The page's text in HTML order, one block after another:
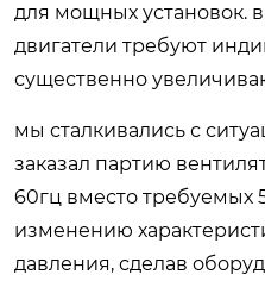
для мощных установок.
двигатели требуют
существенно
мы сталкивались с
заказал партию
60гц вместо требуемых
изменению
давления, сделав